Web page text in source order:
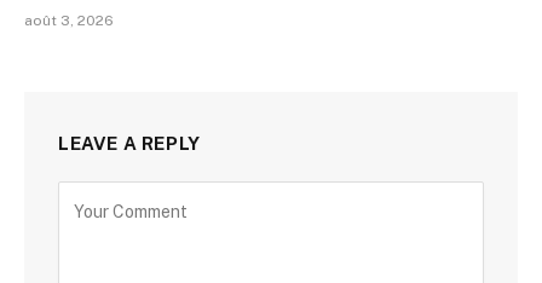
août 3, 2026
LEAVE A REPLY